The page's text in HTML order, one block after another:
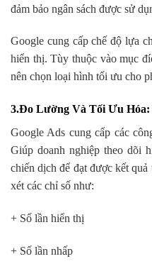
đảm bảo ngân sách được sử
Google cung cấp chế độ lựa
hiển thị. Tùy thuộc vào mục
nên chọn loại hình tối ưu cho
3.Đo Lường Và Tối Ưu Hóa:
Google Ads cung cấp các
Giúp doanh nghiệp theo dõi
chiến dịch để đạt được kết
xét các chỉ số như:
+ Số lần hiển thị
+ Số lần nhấp